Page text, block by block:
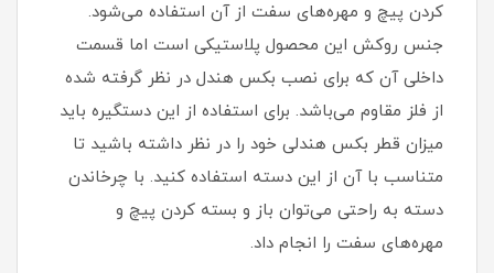
کردن پیچ و مهره‌های سفت از آن استفاده می‌شود.
جنس روکش این محصول پلاستیکی است اما قسمت
داخلی آن که برای نصب بکس هندل در نظر گرفته شده
از فلز مقاوم می‌باشد. برای استفاده از این دستگیره باید
میزان قطر بکس هندلی خود را در نظر داشته باشید تا
متناسب با آن از این دسته استفاده کنید. با چرخاندن
دسته به راحتی می‌توان باز و بسته کردن پیچ و
مهره‌های سفت را انجام داد.